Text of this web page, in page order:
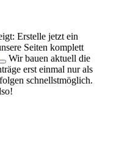
Erstelle jetzt ein
Seiten komplett
Wir bauen aktuell die
erst einmal nur als
schnellstmöglich.